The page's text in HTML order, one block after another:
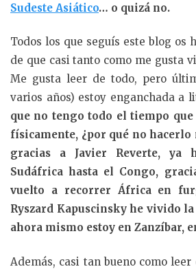
Sudeste Asiático… o quizá no.
Todos los que seguís este blog os
de que casi tanto como me gusta
Me gusta leer de todo, pero
varios años) estoy enganchada a
que no tengo todo el tiempo
físicamente, ¿por qué no hacerlo
gracias a Javier Reverte, ya
Sudáfrica hasta el Congo,
vuelto a recorrer África en
Ryszard Kapuscinsky he vivido
ahora mismo estoy en Zanzíbar,
Además, casi tan bueno como